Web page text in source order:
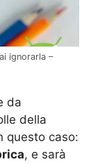
ignorarla –
da
della
questo caso:
, e sarà